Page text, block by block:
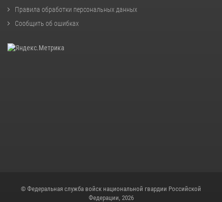
Правила обработки персональных данных
Сообщить об ошибках
© Федеральная служба войск национальной гвардии Российской
Федерации, 2026